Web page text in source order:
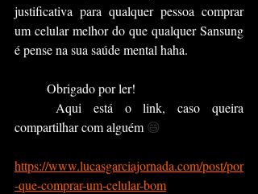
justificativa para qualquer pessoa comprar
um celular melhor do que qualquer Sansung
é pense na sua saúde mental haha.
	Obrigado por ler!
compartilhar com alguém 😄
https://www.lucasgarciajornada.com/post/por
-que-comprar-um-celular-bom